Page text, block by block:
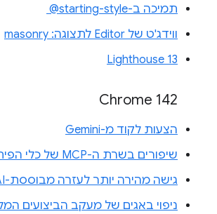
תמיכה ב-‎ @starting-style
ווידג'ט של Editor לתצוגה: masonry
Lighthouse 13
Chrome 142
הצעות לקוד מ-Gemini
שיפורים בשרת ה-MCP של כלי הפיתוח
גישה מהירה יותר לעזרה מבוססת-AI
ניפוי באגים של מעקב הביצועים